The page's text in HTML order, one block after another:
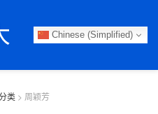
Chinese (Simplified)
类 > 周颖芳